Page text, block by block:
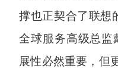
撑也正契合了联想
全球服务高级总监
展性必然重要，但